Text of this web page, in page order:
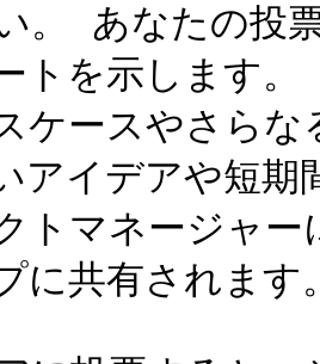
。 あなたの投
トを示します
ケースやさら
アイデアや短
トマネージャ
に共有されます